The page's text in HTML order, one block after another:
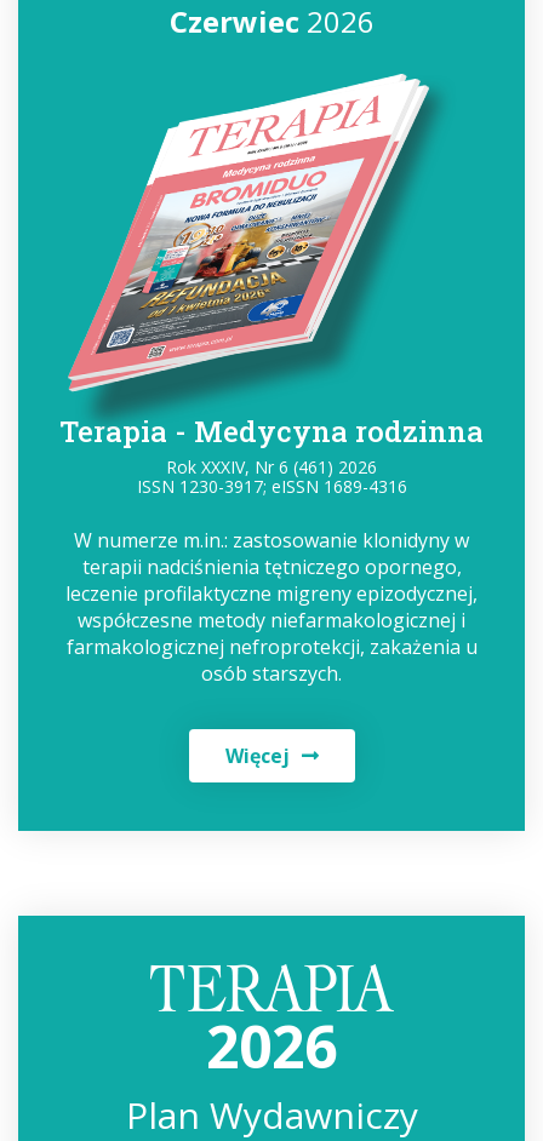
Czerwiec2026
Terapia - Medycyna rodzinna
Rok XXXIV, Nr 6 (461) 2026
ISSN 1230-3917; eISSN 1689-4316
W numerze m.in.: zastosowanie klonidyny w
terapii nadciśnienia tętniczego opornego,
leczenie profilaktyczne migreny epizodycznej,
współczesne metody niefarmakologicznej i
farmakologicznej nefroprotekcji, zakażenia u
osób starszych.
Więcej
2026
Plan Wydawniczy